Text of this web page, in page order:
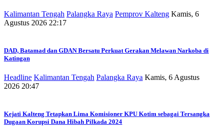
Kalimantan Tengah Palangka Raya Pemprov Kalteng Kamis, 6
Agustus 2026 22:17
DAD, Batamad dan GDAN Bersatu Perkuat Gerakan Melawan Narkoba di
Katingan
Headline Kalimantan Tengah Palangka Raya Kamis, 6 Agustus
2026 20:47
Kejati Kalteng Tetapkan Lima Komisioner KPU Kotim sebagai Tersangka
Dugaan Korupsi Dana Hibah Pilkada 2024